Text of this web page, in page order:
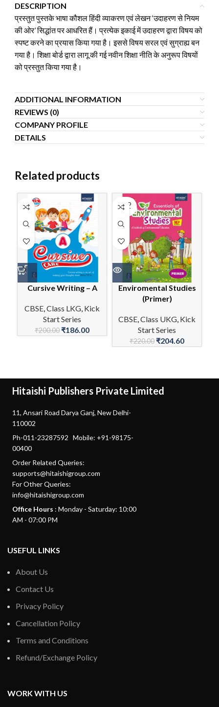
DESCRIPTION
प्रस्तुत पुस्तके भाषा कौशल हिंदी व्याकरण एवं लेखन ‘उदाहरण से नियम
की ओर’ सिद्धांत पर आधरित हैं। प्रत्येक इकाई में उदाहरण द्वारा विषय को
स्पष्ट करने का प्रयास किया गया है। इससे विषय सरल एवं सुग्राह्य बन
गया है। शिक्षा बोर्ड द्वारा लागू की गई नवीन शिक्षा नीति के अनुरूप विषयों
को प्रस्तुत किया गया है।
ADDITIONAL INFORMATION
REVIEWS (0)
COMPANY PROFILE
DETAILS
Related products
Cursive Writing – A
CBSE,Class LKG, Kick
Start Series
₹200.00 ₹186.00
SOLD
OUT
Enviromental Studies
(Primer)
CBSE,Class UKG, Kick
Start Series
₹220.00 ₹204.60
Hitaishi Publishers Private Limited
11, Ansari Road Darya Ganj, New Delhi-
110002
Ph-011-23287592 Mobile: +91-98175-
00400
Order Related Queries:
supports@hitaishigroup.com
For Other Queries:
info@hitaishigroup.com
Office Hours : Monday - Saturday: 10:00
AM - 07:00 PM
USEFUL LINKS
About Us
Contact Us
Privacy Policy
Cancellation Policy
Terms and Conditions
Refund/Exchange Policy
WORK WITH US